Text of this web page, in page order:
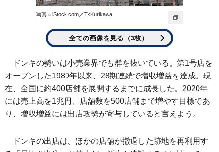
写真＝iStock.com／TkKurikawa
全ての画像を見る（3枚）
ドンキの勢いは小売業界でも群を抜いている。第1号店を
オープンした1989年以来、28期連続で増収増益を達成。現
在、全国に約400店舗を展開するまでに成長した。2020年
には売上高を1兆円、店舗数を500店舗まで増やす目標であ
り、増収増益には出店攻勢が寄与していると言えよう。
ドンキの出店は、ほかの店舗が撤退した跡地を再利用す